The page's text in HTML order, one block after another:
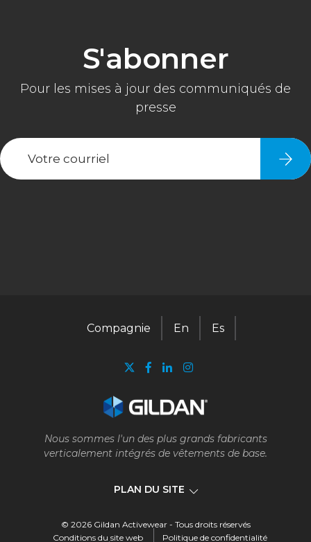
Nous sommes l'un des plus grands fabricants
verticalement intégrés de vêtements de base.
PLAN DU SITE
Compagnie En Es
Compagnie
© 2026 Gildan Activewear - Tous droits réservés
Conditions du site web
Politique de confidentialité